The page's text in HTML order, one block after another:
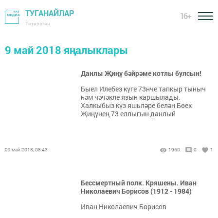
ТУГАНАЙЛАР
Татарстан
16+
9 май 2018 яңалыклары
Данлы Җиңү бәйрәме котлы булсын!
Быел Илебез күге 73нче тапкыр тыныч
һәм чәчәкле язын каршылады.
Халкыбыз күз яшьләре белән Бөек
Җиңүнең 73 еллыгын данлый
09 май 2018, 08:43 1960 0 1
Бессмертный полк. Кряшены. Иван
Николаевич Борисов (1912 - 1984)
Иван Николаевич Борисов